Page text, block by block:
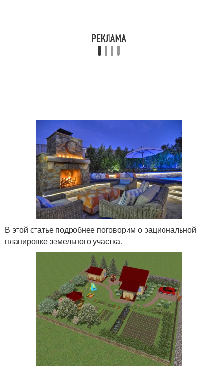
В этой статье подробнее поговорим о рациональной
планировке земельного участка.